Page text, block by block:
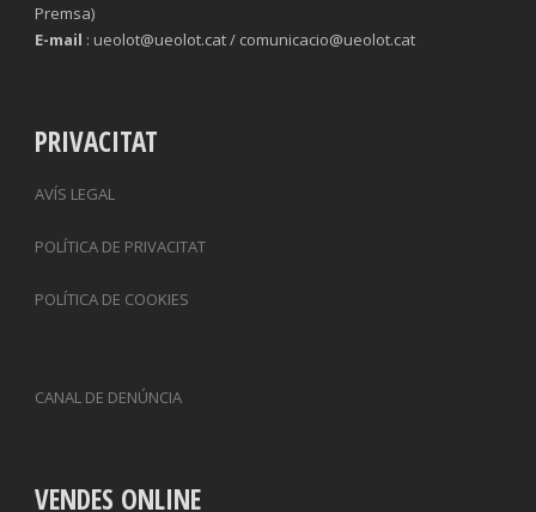
Premsa)
E-mail : ueolot@ueolot.cat / comunicacio@ueolot.cat
PRIVACITAT
AVÍS LEGAL
POLÍTICA DE PRIVACITAT
POLÍTICA DE COOKIES
CANAL DE DENÚNCIA
VENDES ONLINE